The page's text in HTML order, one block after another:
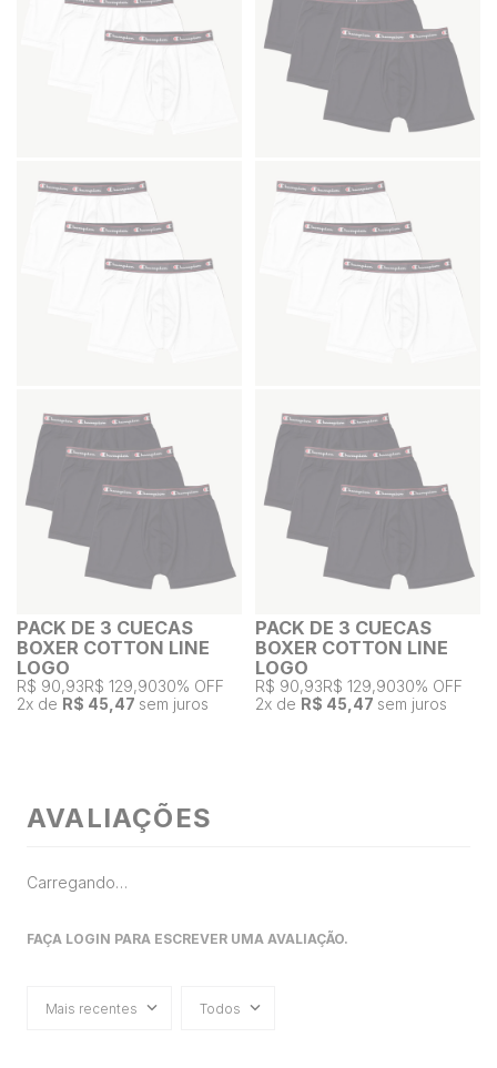
PACK DE 3 CUECAS
BOXER COTTON LINE
LOGO
R$ 90,93R$ 129,9030% OFF
2x de R$ 45,47 sem juros
PACK DE 3 CUECAS
BOXER COTTON LINE
LOGO
R$ 90,93R$ 129,9030% OFF
2x de R$ 45,47 sem juros
AVALIAÇÕES
Carregando…
FAÇA LOGIN PARA ESCREVER UMA AVALIAÇÃO.
Mais recentes Todos